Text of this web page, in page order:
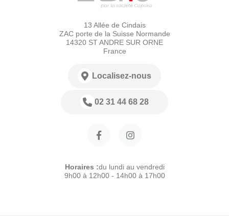
13 Allée de Cindais
ZAC porte de la Suisse Normande
14320 ST ANDRE SUR ORNE
France
Localisez-nous
02 31 44 68 28
Horaires :du lundi au vendredi
9h00 à 12h00 - 14h00 à 17h00